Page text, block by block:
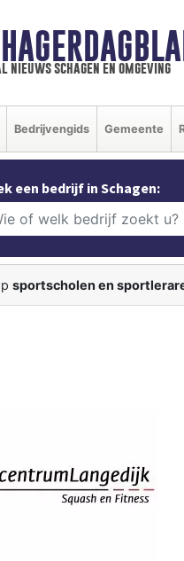
nieuws schagen en omgeving
Bedrijvengids Gemeente
een bedrijf in Schagen:
sportscholen en